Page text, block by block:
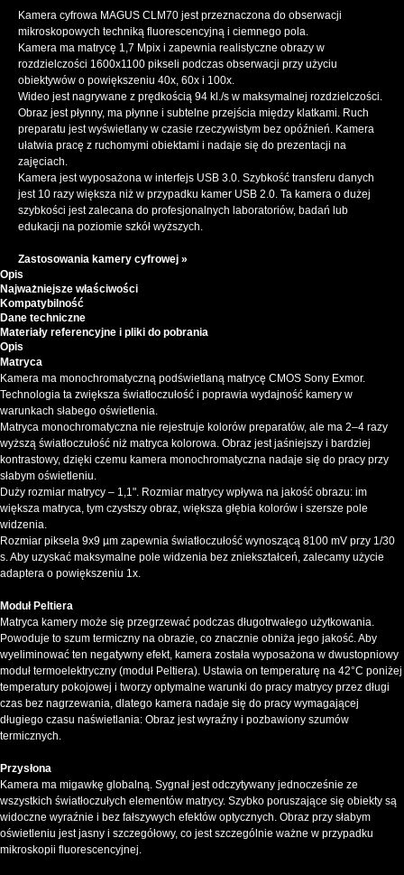
Kamera cyfrowa MAGUS CLM70 jest przeznaczona do obserwacji
mikroskopowych techniką fluorescencyjną i ciemnego pola.
Kamera ma matrycę 1,7 Mpix i zapewnia realistyczne obrazy w
rozdzielczości 1600x1100 pikseli podczas obserwacji przy użyciu
obiektywów o powiększeniu 40x, 60x i 100x.
Wideo jest nagrywane z prędkością 94 kl./s w maksymalnej rozdzielczości.
Obraz jest płynny, ma płynne i subtelne przejścia między klatkami. Ruch
preparatu jest wyświetlany w czasie rzeczywistym bez opóźnień. Kamera
ułatwia pracę z ruchomymi obiektami i nadaje się do prezentacji na
zajęciach.
Kamera jest wyposażona w interfejs USB 3.0. Szybkość transferu danych
jest 10 razy większa niż w przypadku kamer USB 2.0. Ta kamera o dużej
szybkości jest zalecana do profesjonalnych laboratoriów, badań lub
edukacji na poziomie szkół wyższych.
Zastosowania kamery cyfrowej »
Opis
Najważniejsze właściwości
Kompatybilność
Dane techniczne
Materiały referencyjne i pliki do pobrania
Opis
Matryca
Kamera ma monochromatyczną podświetlaną matrycę CMOS Sony Exmor.
Technologia ta zwiększa światłoczułość i poprawia wydajność kamery w
warunkach słabego oświetlenia.
Matryca monochromatyczna nie rejestruje kolorów preparatów, ale ma 2–4 razy
wyższą światłoczułość niż matryca kolorowa. Obraz jest jaśniejszy i bardziej
kontrastowy, dzięki czemu kamera monochromatyczna nadaje się do pracy przy
słabym oświetleniu.
Duży rozmiar matrycy – 1,1". Rozmiar matrycy wpływa na jakość obrazu: im
większa matryca, tym czystszy obraz, większa głębia kolorów i szersze pole
widzenia.
Rozmiar piksela 9x9 µm zapewnia światłoczułość wynoszącą 8100 mV przy 1/30
s. Aby uzyskać maksymalne pole widzenia bez zniekształceń, zalecamy użycie
adaptera o powiększeniu 1x.
Moduł Peltiera
Matryca kamery może się przegrzewać podczas długotrwałego użytkowania.
Powoduje to szum termiczny na obrazie, co znacznie obniża jego jakość. Aby
wyeliminować ten negatywny efekt, kamera została wyposażona w dwustopniowy
moduł termoelektryczny (moduł Peltiera). Ustawia on temperaturę na 42°C poniżej
temperatury pokojowej i tworzy optymalne warunki do pracy matrycy przez długi
czas bez nagrzewania, dlatego kamera nadaje się do pracy wymagającej
długiego czasu naświetlania: Obraz jest wyraźny i pozbawiony szumów
termicznych.
Przysłona
Kamera ma migawkę globalną. Sygnał jest odczytywany jednocześnie ze
wszystkich światłoczułych elementów matrycy. Szybko poruszające się obiekty są
widoczne wyraźnie i bez fałszywych efektów optycznych. Obraz przy słabym
oświetleniu jest jasny i szczegółowy, co jest szczególnie ważne w przypadku
mikroskopii fluorescencyjnej.